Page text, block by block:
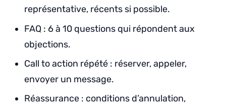
représentative, récents si possible.
FAQ : 6 à 10 questions qui répondent aux
objections.
Call to action répété : réserver, appeler,
envoyer un message.
Réassurance : conditions d’annulation,